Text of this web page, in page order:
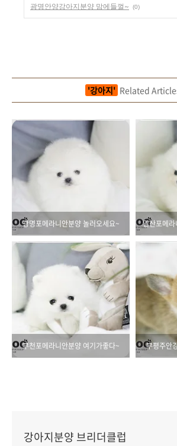
광명안양강아지분양 맘에들껄~ (0)
'강아지' Related
광명포메라니안분양 놀러오세요~ 일산포메
부천포메라니안분양 여기가좋다~ 부평주안
강아지분양 브리더클럽